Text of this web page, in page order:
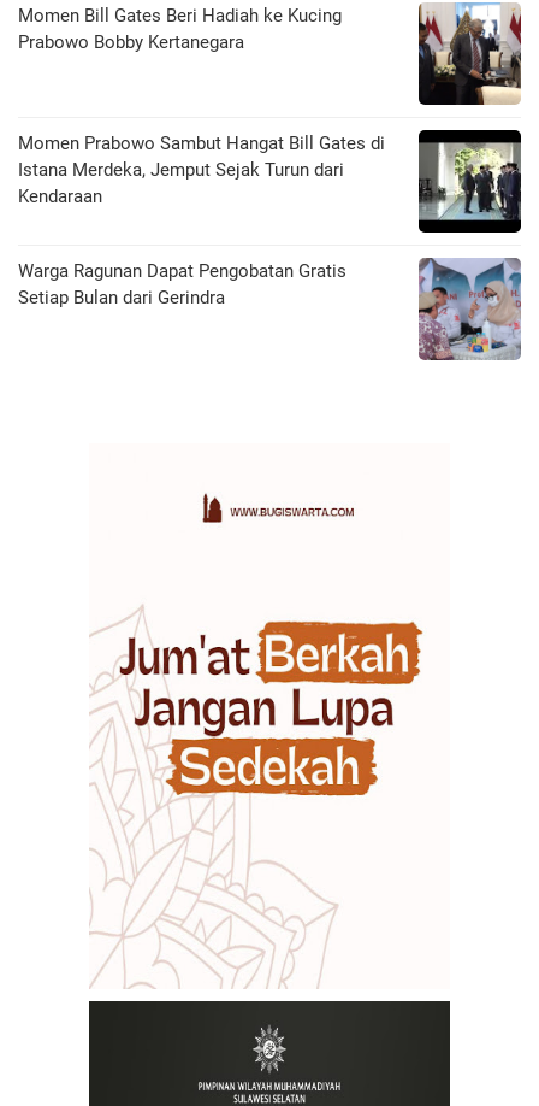
Momen Bill Gates Beri Hadiah ke Kucing
Prabowo Bobby Kertanegara
Momen Prabowo Sambut Hangat Bill Gates di
Istana Merdeka, Jemput Sejak Turun dari
Kendaraan
Warga Ragunan Dapat Pengobatan Gratis
Setiap Bulan dari Gerindra